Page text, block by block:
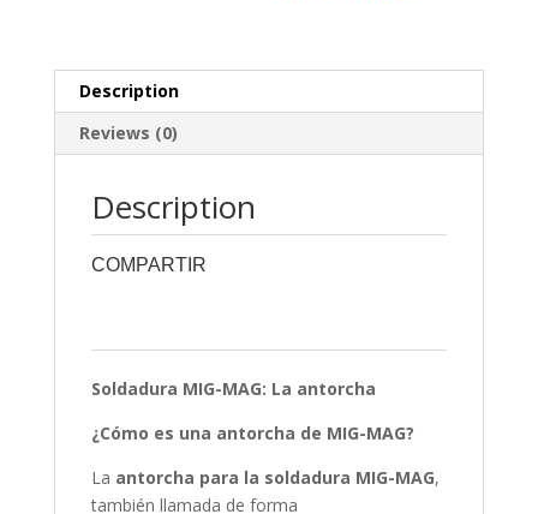
Description
Reviews (0)
Description
COMPARTIR
Soldadura MIG-MAG: La antorcha
¿Cómo es una antorcha de MIG-MAG?
La antorcha para la soldadura MIG-MAG,
también llamada de forma